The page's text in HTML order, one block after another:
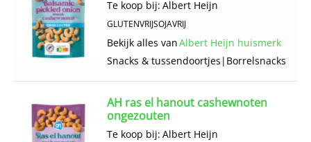
Te koop bij: Albert Heijn
GLUTENVRIJSOJAVRIJ
Bekijk alles vanAlbert Heijn huismerk
Snacks & tussendoortjes | Borrelsnacks
AH ras el hanout cashewnoten
ongezouten
Te koop bij: Albert Heijn